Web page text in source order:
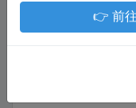
尤川豪👉 前